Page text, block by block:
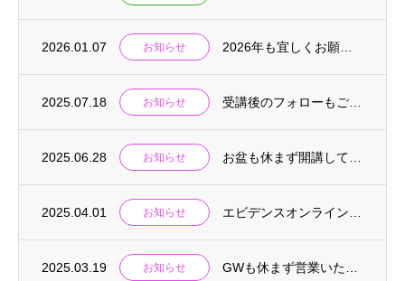
2026.01.07 お知らせ
2025.07.18 お知らせ
2025.06.28 お知らせ
2025.04.01 お知らせ
2025.03.19 お知らせ